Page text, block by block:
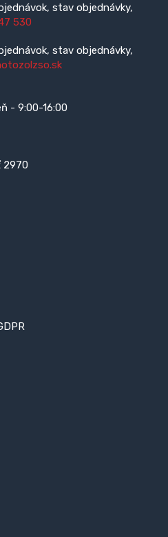
stav objednávky,
530
stav objednávky,
- 9:00-16:00
2970